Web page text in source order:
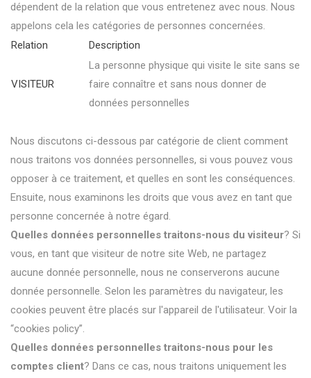
dépendent de la relation que vous entretenez avec nous. Nous
appelons cela les catégories de personnes concernées.
Relation
Description
VISITEUR
La personne physique qui visite le site sans se
faire connaître et sans nous donner de
données personnelles
Nous discutons ci-dessous par catégorie de client comment
nous traitons vos données personnelles, si vous pouvez vous
opposer à ce traitement, et quelles en sont les conséquences.
Ensuite, nous examinons les droits que vous avez en tant que
personne concernée à notre égard.
Quelles données personnelles traitons-nous du visiteur? Si
vous, en tant que visiteur de notre site Web, ne partagez
aucune donnée personnelle, nous ne conserverons aucune
donnée personnelle. Selon les paramètres du navigateur, les
cookies peuvent être placés sur l'appareil de l'utilisateur. Voir la
“cookies policy”.
Quelles données personnelles traitons-nous pour les
comptes client? Dans ce cas, nous traitons uniquement les